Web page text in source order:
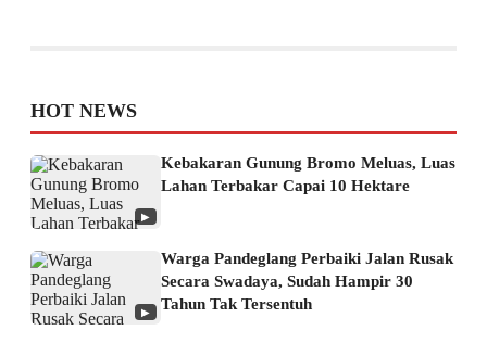
HOT NEWS
▶
Kebakaran Gunung Bromo Meluas, Luas
Lahan Terbakar Capai 10 Hektare
▶
Warga Pandeglang Perbaiki Jalan Rusak
Secara Swadaya, Sudah Hampir 30
Tahun Tak Tersentuh